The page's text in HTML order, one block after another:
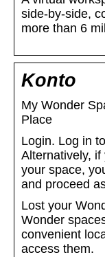
side-by-side,
more than 6
Konto
My Wonder
Place
Login. Log in
Alternatively,
your space,
and proceed
Lost your
Wonder
convenient
access them.